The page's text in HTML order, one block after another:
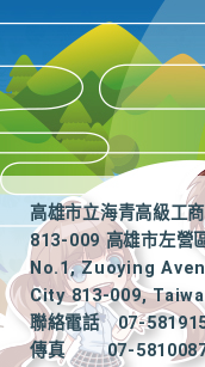
高雄市立海青高級工
813-009 高雄市左營
No.1, Zuoying
City 813-009,
聯絡電話
07-
傳真
07-